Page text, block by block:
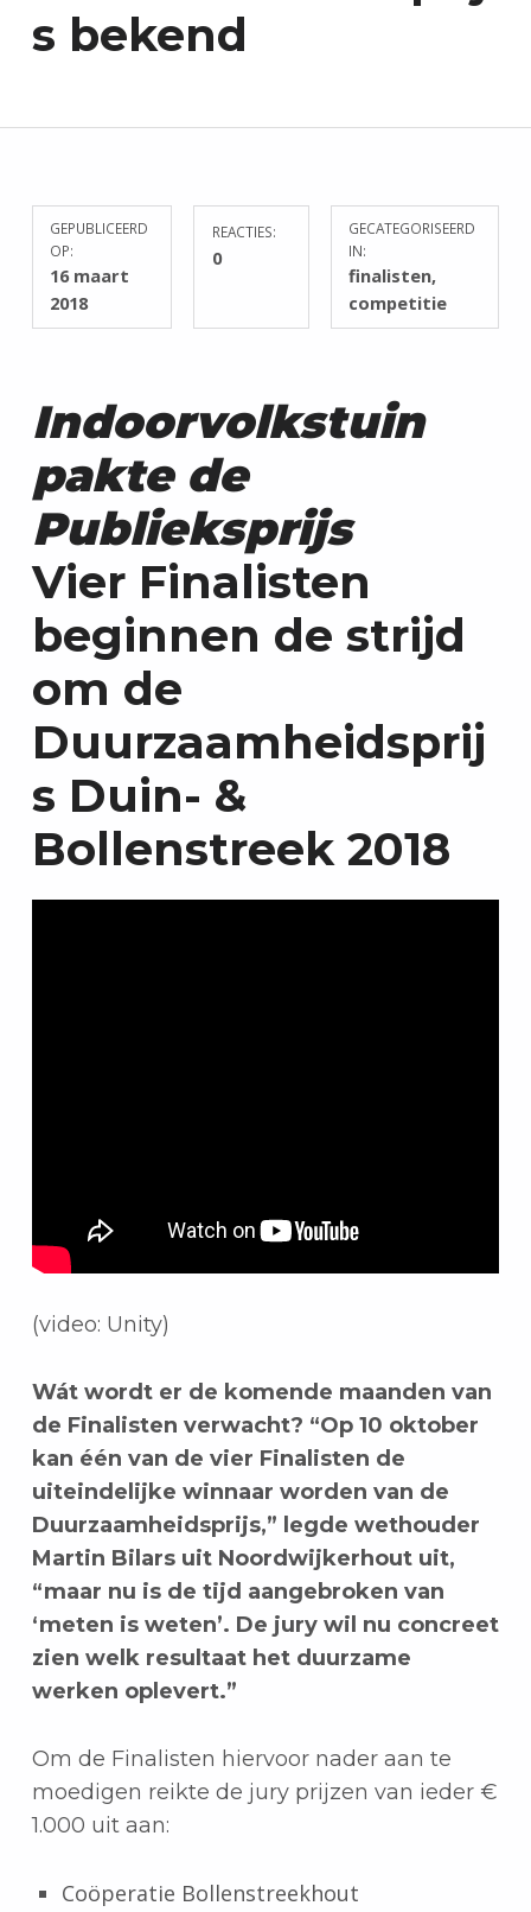
U
A
M
W
E
E
N
s bekend
GEPUBLICEERD
OP:
16 maart
2018
REACTIES:
0
GECATEGORISEERD
IN:
finalisten,
competitie
Indoorvolkstuin
pakte de
Publieksprijs
Vier Finalisten
beginnen de strijd
om de
Duurzaamheidsprij
s Duin- &
Bollenstreek 2018
(video: Unity)
Wát wordt er de komende maanden van
de Finalisten verwacht? “Op 10 oktober
kan één van de vier Finalisten de
uiteindelijke winnaar worden van de
Duurzaamheidsprijs,” legde wethouder
Martin Bilars uit Noordwijkerhout uit,
“maar nu is de tijd aangebroken van
‘meten is weten’. De jury wil nu concreet
zien welk resultaat het duurzame
werken oplevert.”
Om de Finalisten hiervoor nader aan te
moedigen reikte de jury prijzen van ieder €
1.000 uit aan:
Coöperatie Bollenstreekhout